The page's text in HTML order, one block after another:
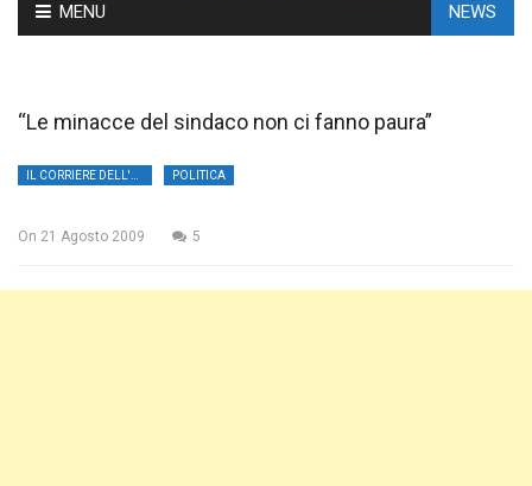
to
MENU NEWS
“Le minacce del sindaco non ci fanno paura”
POLITICA
On 21 Agosto 2009 5